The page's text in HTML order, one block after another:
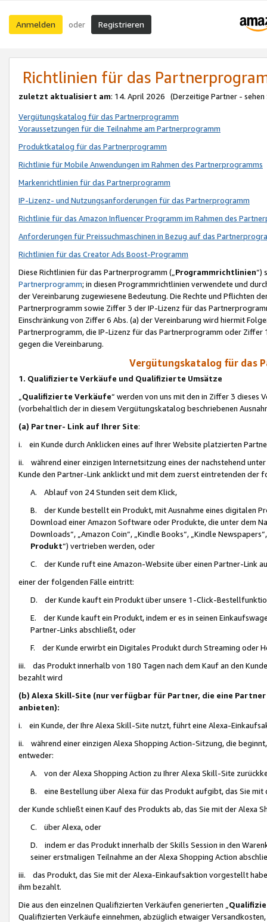
Anmelden oder Registrieren
Richtlinien für das
zuletzt aktualisiert am: 14. April 2026 (Derzeitige Partner - sehen
Vergütungskatalog für das Partnerprogramm
Voraussetzungen für die Teilnahme am Partnerprogramm
Produktkatalog für das Partnerprogramm
Richtlinie für Mobile Anwendungen im Rahmen des Partnerprogramms
Markenrichtlinien für das Partnerprogramm
IP-Lizenz- und Nutzungsanforderungen für das Partnerprogramm
Richtlinie für das Amazon Influencer Programm im Rahmen des
Anforderungen für Preissuchmaschinen in Bezug auf das
Richtlinien für das Creator Ads Boost-Programm
Diese Richtlinien für das Partnerprogramm („Programmrichtlinien“)
Partnerprogramm; in diesen Programmrichtlinien verwendete und
der Vereinbarung zugewiesene Bedeutung. Die Rechte und Pflichten
Partnerprogramm sowie Ziffer 3 der IP-Lizenz für das
Einschränkung von Ziffer 6 Abs. (a) der Vereinbarung wird hiermit
Partnerprogramm, die IP-Lizenz für das Partnerprogramm oder
gegen die Vereinbarung.
Vergütungskatalog für das
1. Qualifizierte Verkäufe und Qualifizierte Umsätze
Qualifizierte Verkäufe“ werden von uns mit den in Ziffer 3
(vorbehaltlich der in diesem Vergütungskatalog beschriebenen
(a) Partner- Link auf Ihrer Site:
i. ein Kunde durch Anklicken eines auf Ihrer Website platzierten
ii. während einer einzigen Internetsitzung eines der nachstehend
Kunde den Partner-Link anklickt und mit dem zuerst eintretenden der
A. Ablauf von 24 Stunden seit dem Klick,
B. der Kunde bestellt ein Produkt, mit Ausnahme eines digitalen
Download einer Amazon Software oder Produkte, die unter dem
Downloads“, „Amazon Coin“, „Kindle Books“, „Kindle
Produkt“) vertrieben werden, oder
C. der Kunde ruft eine Amazon-Website über einen Partner-Link
einer der folgenden Fälle eintritt:
D. der Kunde kauft ein Produkt über unsere 1-Click-
E. der Kunde kauft ein Produkt, indem er es in seinen
Partner-Links abschließt, oder
F. der Kunde erwirbt ein Digitales Produkt durch Streaming oder
iii. das Produkt innerhalb von 180 Tagen nach dem Kauf an den
bezahlt wird
(b) Alexa Skill-Site (nur verfügbar für Partner, die eine
anbieten):
i. ein Kunde, der Ihre Alexa Skill-Site nutzt, führt eine Alexa-
ii. während einer einzigen Alexa Shopping Action-Sitzung, die
entweder:
A. von der Alexa Shopping Action zu Ihrer Alexa Skill-Site
B. eine Bestellung über Alexa für das Produkt aufgibt, das Sie mit
der Kunde schließt einen Kauf des Produkts ab, das Sie mit der Alexa
C. über Alexa, oder
D. indem er das Produkt innerhalb der Skills Session in den
seiner erstmaligen Teilnahme an der Alexa Shopping Action
iii. das Produkt, das Sie mit der Alexa-Einkaufsaktion vorgestellt
ihm bezahlt.
Die aus den einzelnen Qualifizierten Verkäufen generierten „
Qualifizierten Verkäufe einnehmen, abzüglich etwaiger